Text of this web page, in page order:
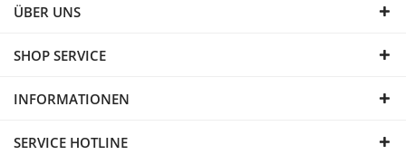
ÜBER UNS
SHOP SERVICE
INFORMATIONEN
SERVICE HOTLINE